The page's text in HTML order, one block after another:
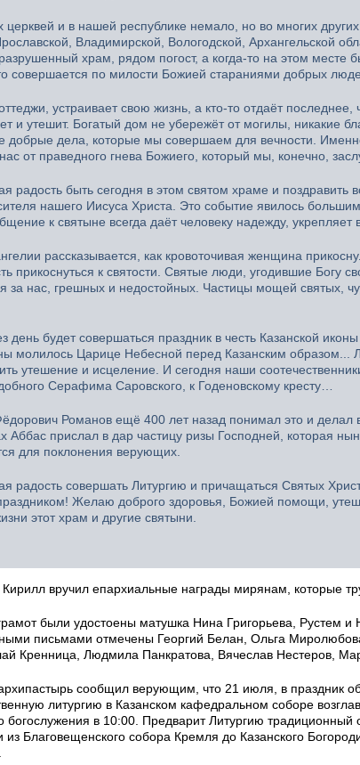
церквей и в нашей республике немало, но во многих
Владимирской, Вологодской, Архангельской
храм, рядом погост, а когда-то на этом месте
совершается по милости Божией стараниями добрых
устраивает свою жизнь, а кто-то отдаёт
и утешит. Богатый дом не убережёт от могилы, никакие
добрые дела, которые мы совершаем для вечности.
от праведного гнева Божиего, который мы, конечно,
радость быть сегодня в этом святом храме и поздравить
нашего Иисуса Христа. Это событие явилось
к святыне всегда даёт человеку надежду, укрепляет
рассказывается, как кровоточивая женщина
прикоснуться к святости. Святые люди, угодившие Богу
за нас, грешных и недостойных. Частицы мощей святых,
день будет совершаться праздник в честь Казанской
молилось Царице Небесной перед Казанским образом...
утешение и исцеление. И сегодня наши
Серафима Саровского, к Годеновскому кресту…
Романов ещё 400 лет назад понимал это и делал
Аббас прислал в дар частицу ризы Господней, которая
для поклонения верующих.
радость совершать Литургию и причащаться Святых
Желаю доброго здоровья, Божией помощи,
этот храм и другие святыни.
вручил епархиальные награды мирянам, которые
были удостоены матушка Нина Григорьева, Рустем и
письмами отмечены Георгий Белан, Ольга
Кренница, Людмила Панкратова, Вячеслав Нестеров,
сообщил верующим, что 21 июля, в праздник
литургию в Казанском кафедральном соборе
богослужения в 10:00. Предварит Литургию традиционный
Благовещенского собора Кремля до Казанского